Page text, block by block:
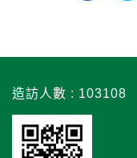
造訪人數 : 103108